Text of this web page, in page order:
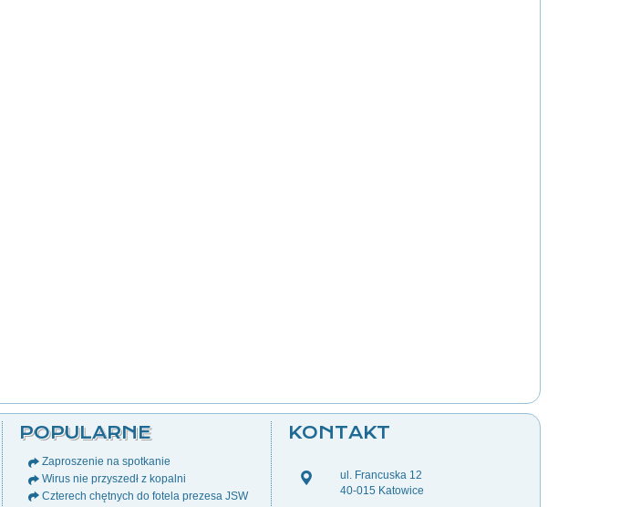
POPULARNE
Zaproszenie na spotkanie
Wirus nie przyszedł z kopalni
Czterech chętnych do fotela prezesa JSW
KONTAKT
ul. Francuska 12
40-015 Katowice